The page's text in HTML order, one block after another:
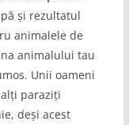
și rezultatul
animalele de
animalului tau
Unii oameni
paraziți
deși acest